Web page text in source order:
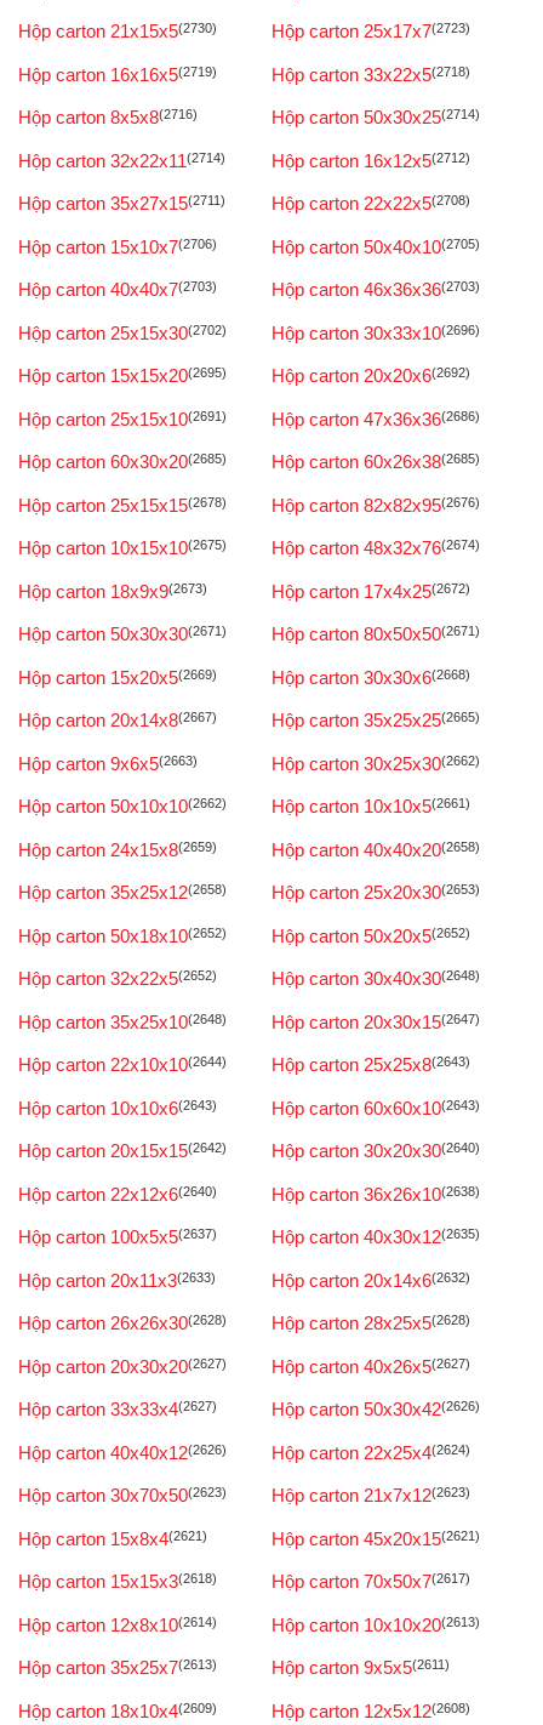
Hộp carton 21x15x5(2730) Hộp carton 25x17x7(2723)
Hộp carton 16x16x5(2719) Hộp carton 33x22x5(2718)
Hộp carton 8x5x8(2716) Hộp carton 50x30x25(2714)
Hộp carton 32x22x11(2714) Hộp carton 16x12x5(2712)
Hộp carton 35x27x15(2711) Hộp carton 22x22x5(2708)
Hộp carton 15x10x7(2706) Hộp carton 50x40x10(2705)
Hộp carton 40x40x7(2703) Hộp carton 46x36x36(2703)
Hộp carton 25x15x30(2702) Hộp carton 30x33x10(2696)
Hộp carton 15x15x20(2695) Hộp carton 20x20x6(2692)
Hộp carton 25x15x10(2691) Hộp carton 47x36x36(2686)
Hộp carton 60x30x20(2685) Hộp carton 60x26x38(2685)
Hộp carton 25x15x15(2678) Hộp carton 82x82x95(2676)
Hộp carton 10x15x10(2675) Hộp carton 48x32x76(2674)
Hộp carton 18x9x9(2673) Hộp carton 17x4x25(2672)
Hộp carton 50x30x30(2671) Hộp carton 80x50x50(2671)
Hộp carton 15x20x5(2669) Hộp carton 30x30x6(2668)
Hộp carton 20x14x8(2667) Hộp carton 35x25x25(2665)
Hộp carton 9x6x5(2663) Hộp carton 30x25x30(2662)
Hộp carton 50x10x10(2662) Hộp carton 10x10x5(2661)
Hộp carton 24x15x8(2659) Hộp carton 40x40x20(2658)
Hộp carton 35x25x12(2658) Hộp carton 25x20x30(2653)
Hộp carton 50x18x10(2652) Hộp carton 50x20x5(2652)
Hộp carton 32x22x5(2652) Hộp carton 30x40x30(2648)
Hộp carton 35x25x10(2648) Hộp carton 20x30x15(2647)
Hộp carton 22x10x10(2644) Hộp carton 25x25x8(2643)
Hộp carton 10x10x6(2643) Hộp carton 60x60x10(2643)
Hộp carton 20x15x15(2642) Hộp carton 30x20x30(2640)
Hộp carton 22x12x6(2640) Hộp carton 36x26x10(2638)
Hộp carton 100x5x5(2637) Hộp carton 40x30x12(2635)
Hộp carton 20x11x3(2633) Hộp carton 20x14x6(2632)
Hộp carton 26x26x30(2628) Hộp carton 28x25x5(2628)
Hộp carton 20x30x20(2627) Hộp carton 40x26x5(2627)
Hộp carton 33x33x4(2627) Hộp carton 50x30x42(2626)
Hộp carton 40x40x12(2626) Hộp carton 22x25x4(2624)
Hộp carton 30x70x50(2623) Hộp carton 21x7x12(2623)
Hộp carton 15x8x4(2621) Hộp carton 45x20x15(2621)
Hộp carton 15x15x3(2618) Hộp carton 70x50x7(2617)
Hộp carton 12x8x10(2614) Hộp carton 10x10x20(2613)
Hộp carton 35x25x7(2613) Hộp carton 9x5x5(2611)
Hộp carton 18x10x4(2609) Hộp carton 12x5x12(2608)